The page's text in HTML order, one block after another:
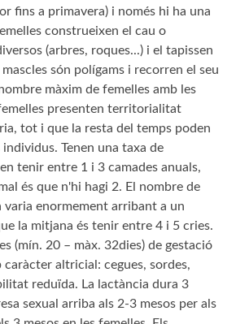
fins a primavera) i només hi ha una
construeixen el cau o
(arbres, roques...) i el tapissen
són polígams i recorren el seu
màxim de femelles amb les
presenten territorialitat
tot i que la resta del temps poden
Tenen una taxa de
tenir entre 1 i 3 camades anuals,
és que n'hi hagi 2. El nombre de
varia enormement arribant a un
la mitjana és tenir entre 4 i 5 cries.
(mín. 20 – màx. 32dies) de gestació
caràcter altricial: cegues, sordes,
reduïda. La lactància dura 3
sexual arriba als 2-3 mesos per als